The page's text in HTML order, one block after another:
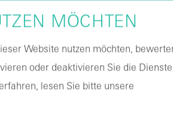
Berliner Velodrom. Die R&B-
große Chart-Erfolge.
„Folded“, für die Kehlani zwei
starken Streamingzahlen, Top-
auf die internationale R&B-Szene.
MÖCHTEN
Website nutzen möchten,
oder deaktivieren Sie die
lesen Sie bitte unsere